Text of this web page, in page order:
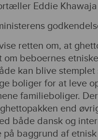
Eddie
retten om, at
beboernes
kan blive
boliger for at leve
familieboliger.
end
både dansk og
baggrund af